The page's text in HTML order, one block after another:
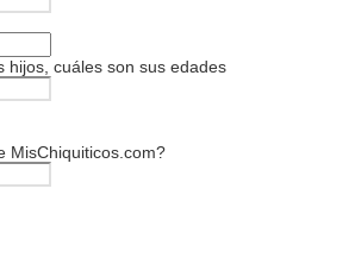
hijos, cuáles son sus edades
MisChiquiticos.com?